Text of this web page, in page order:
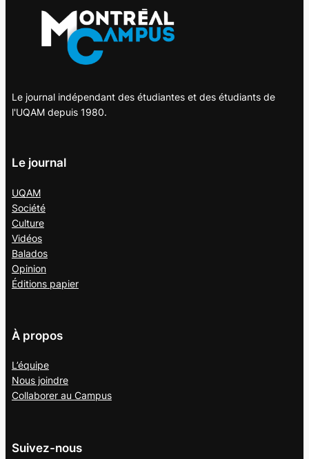
Le journal indépendant des étudiantes et des étudiants de
l'UQAM depuis 1980.
Le journal
UQAM
Société
Culture
Vidéos
Balados
Opinion
Éditions papier
À propos
L’équipe
Nous joindre
Collaborer au Campus
Suivez-nous